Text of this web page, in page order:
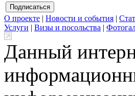
О проекте | Новости и события |
Услуги | Визы и посольства |
Данный